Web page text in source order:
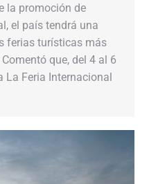
la promoción de
el país tendrá una
ferias turísticas más
que, del 4 al 6
La Feria Internacional